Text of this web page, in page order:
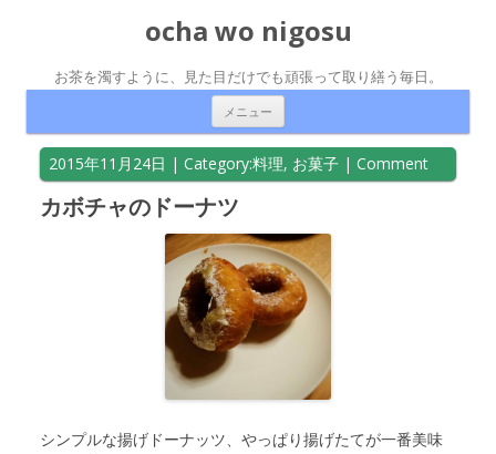
ocha wo nigosu
お茶を濁すように、見た目だけでも頑張って取り繕う毎日。
メニュー
2015年11月24日 | Category:料理, お菓子 | Comment
カボチャのドーナツ
シンプルな揚げドーナッツ、やっぱり揚げたてが一番美味